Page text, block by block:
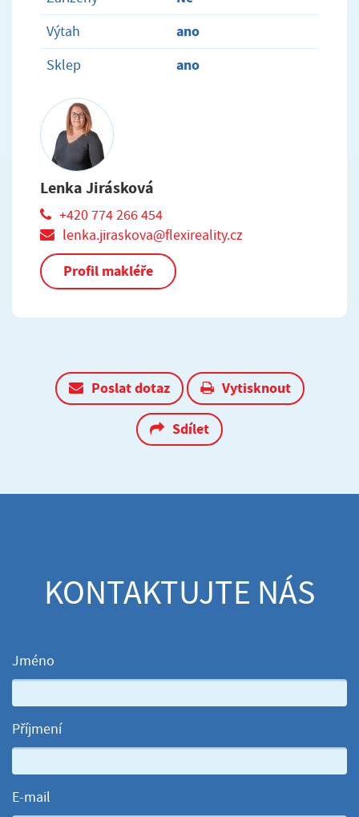
Výtah ano
Sklep ano
Lenka Jirásková
+420 774 266 454
lenka.jiraskova@flexireality.cz
Profil makléře
Poslat dotaz Vytisknout
Sdílet
KONTAKTUJTE NÁS
Jméno
Příjmení
E-mail